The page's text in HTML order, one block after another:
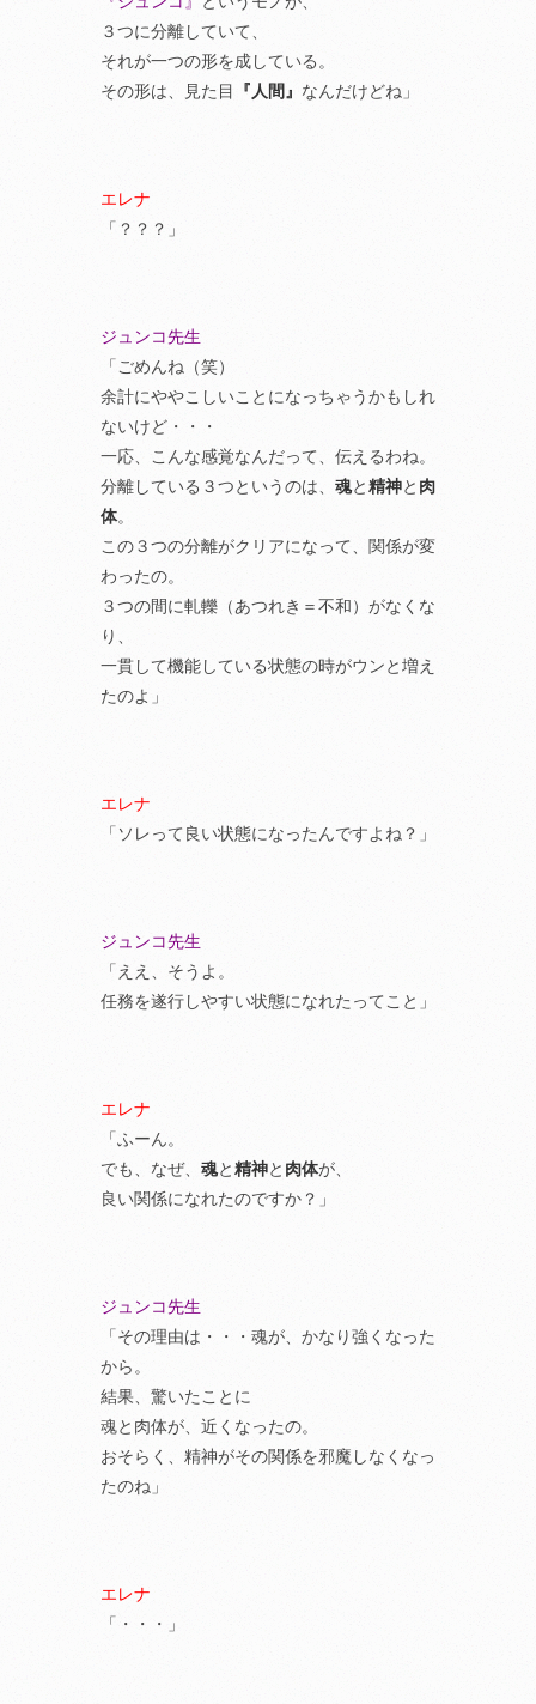
３つに分離していて、
それが一つの形を成している。
その形は、見た目
『人間』 なんだけどね」
エレナ
「？？？」
ジュンコ先生
「ごめんね（笑）
余計にややこしいことになっちゃうかもしれ
ないけど・・・
一応、こんな感覚なんだって、伝えるわね。
分離している３つというのは、 魂と精神と 肉
体。
この３つの分離がクリアになって、関係が変
わったの。
３つの間に軋轢（あつれき＝不和）がなくな
り、
一貫して機能している状態の時がウンと増え
たのよ」
エレナ
「ソレって良い状態になったんですよね？」
ジュンコ先生
「ええ、そうよ。
任務を遂行しやすい状態になれたってこと」
エレナ
「ふーん。
でも、なぜ、 魂と精神と 肉体が、
良い関係になれたのですか？」
ジュンコ先生
「その理由は・・・魂が、かなり強くなった
から。
結果、驚いたことに
魂と肉体が、近くなったの。
おそらく、精神がその関係を邪魔しなくなっ
たのね」
エレナ
「・・・」